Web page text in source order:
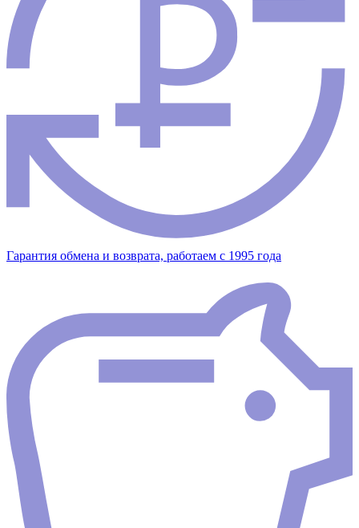
Гарантия обмена и возврата, работаем с 1995 года